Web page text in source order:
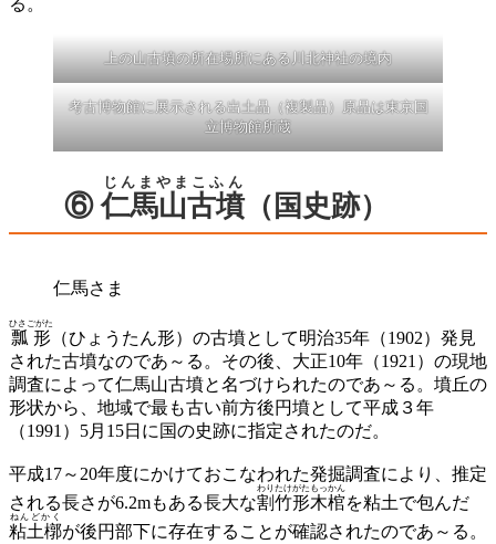
上の山古墳の所在場所にある川北神社の境内
考古博物館に展示される出土品（複製品）原品は東京国
立博物館所蔵
⑥仁馬山古墳
じんまやまこふん
（国史跡）
仁馬さま
瓢形
ひさごがた
（ひょうたん形）の古墳として明治35年（1902）発見
された古墳なのであ～る。その後、大正10年（1921）の現地
調査によって仁馬山古墳と名づけられたのであ～る。墳丘の
形状から、地域で最も古い前方後円墳として平成３年
（1991）5月15日に国の史跡に指定されたのだ。
平成17～20年度にかけておこなわれた発掘調査により、推定
される長さが6.2mもある長大な割竹形木棺
わりたけがたもっかん
を粘土で包んだ
粘土槨
ねんどかく
が後円部下に存在することが確認されたのであ～る。